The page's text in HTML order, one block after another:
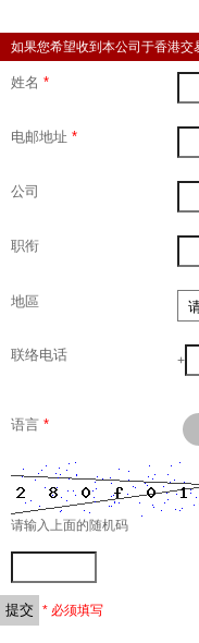
如果您希望收到本公司于香港交
姓名 *
电邮地址 *
公司
职衔
地區
联络电话 +
语言 *
请输入上面的随机码
* 必须填写